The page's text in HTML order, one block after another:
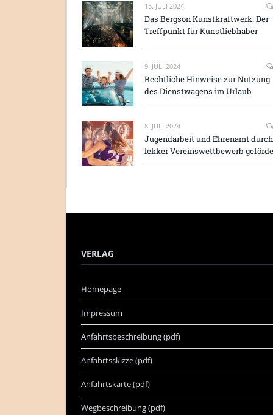
15. JULI 2024
Das Bergson Kunstkraftwerk: Der
Treffpunkt für Kunstliebhaber
9. JULI 2024
Rechtliche Hinweise zur Nutzung
des Dienstwagens im Urlaub
8. JULI 2024
Jugendarbeit und Ehrenamt durch
lekker Vereinswettbewerb
VERLAG
Homepage
Impressum
Anfahrtsbeschreibung (pdf)
Anfahrtsskizze (pdf)
Anfahrtskarte (pdf)
Wegbeschreibung (pdf)